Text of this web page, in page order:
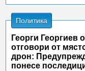
Политика
Георги Георгиев
отговори от
дрон:
понесе